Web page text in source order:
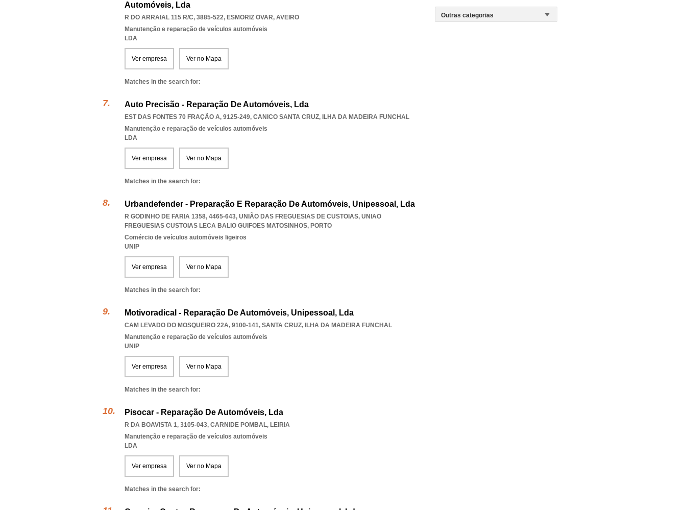
Automóveis, Lda
R DO ARRAIAL 115 R/C, 3885-522, ESMORIZ OVAR, AVEIRO
Manutenção e reparação de veículos automóveis
LDA
Ver empresa Ver no Mapa
Matches in the search for:
Auto Precisão - Reparação De Automóveis, Lda
EST DAS FONTES 70 FRAÇÃO A, 9125-249, CANICO SANTA CRUZ, ILHA DA MADEIRA FUNCHAL
Manutenção e reparação de veículos automóveis
LDA
Ver empresa Ver no Mapa
Matches in the search for:
Urbandefender - Preparação E Reparação De Automóveis, Unipessoal, Lda
R GODINHO DE FARIA 1358, 4465-643, UNIÃO DAS FREGUESIAS DE CUSTOIAS, UNIAO
FREGUESIAS CUSTOIAS LECA BALIO GUIFOES MATOSINHOS, PORTO
Comércio de veículos automóveis ligeiros
UNIP
Ver empresa Ver no Mapa
Matches in the search for:
Motivoradical - Reparação De Automóveis, Unipessoal, Lda
CAM LEVADO DO MOSQUEIRO 22A, 9100-141, SANTA CRUZ, ILHA DA MADEIRA FUNCHAL
Manutenção e reparação de veículos automóveis
UNIP
Ver empresa Ver no Mapa
Matches in the search for:
Pisocar - Reparação De Automóveis, Lda
R DA BOAVISTA 1, 3105-043, CARNIDE POMBAL, LEIRIA
Manutenção e reparação de veículos automóveis
LDA
Ver empresa Ver no Mapa
Matches in the search for: